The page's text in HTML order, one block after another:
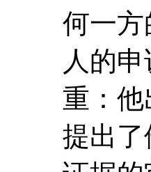
何一
人的
重：
提出